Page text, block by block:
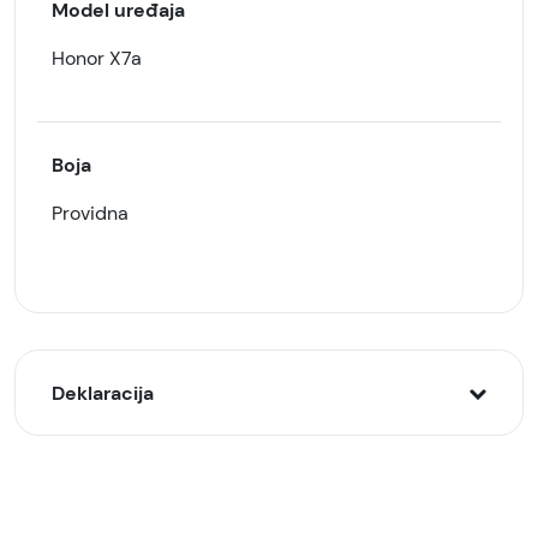
Model uređaja
Honor X7a
Boja
Providna
Deklaracija